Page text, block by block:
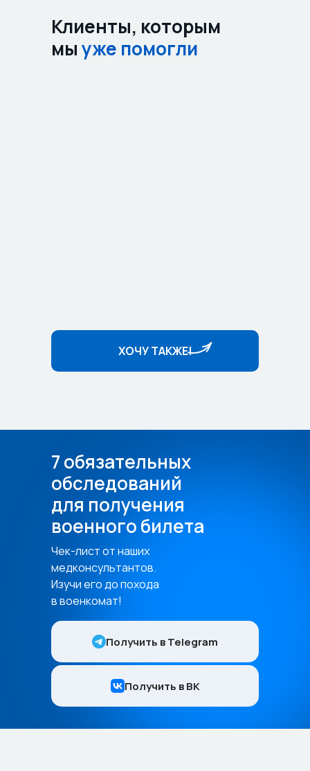
Клиенты, которым
мыуже помогли
ХОЧУ ТАКЖЕ!ㅤㅤ
7 обязательных
обследований
для получения
военного билета
Чек-лист от наших
медконсультантов.
Изучи его до похода
в военкомат!
Получить в ВК
Получить в Telegram